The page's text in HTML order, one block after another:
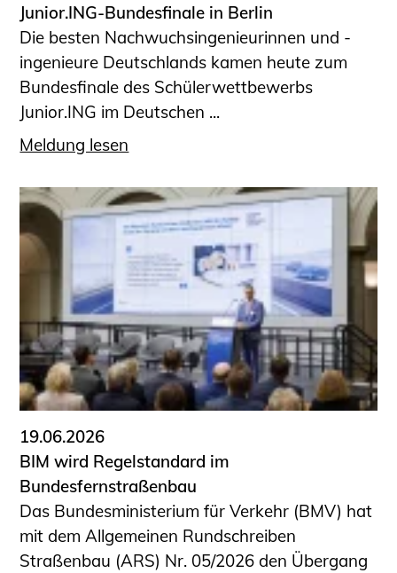
Junior.ING-Bundesfinale in Berlin
Die besten Nachwuchsingenieurinnen und -
ingenieure Deutschlands kamen heute zum
Bundesfinale des Schülerwettbewerbs
Junior.ING im Deutschen ...
Meldung lesen
19.06.2026
BIM wird Regelstandard im
Bundesfernstraßenbau
Das Bundesministerium für Verkehr (BMV) hat
mit dem Allgemeinen Rundschreiben
Straßenbau (ARS) Nr. 05/2026 den Übergang